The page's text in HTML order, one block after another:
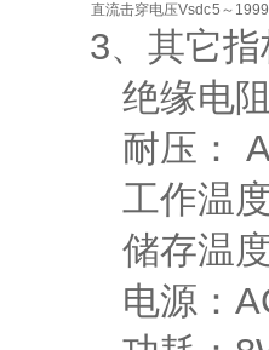
直流击穿电压Vsdc5～
3、其它指
绝缘电
耐压：
工作温
储存温
电源：